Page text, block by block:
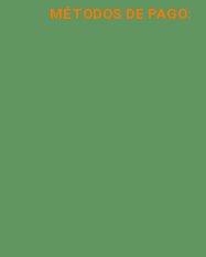
MÉTODOS DE PAGO: